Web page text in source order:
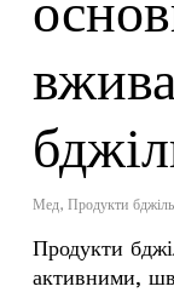
Мед, Продукти
Продукти
активними,